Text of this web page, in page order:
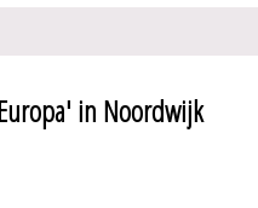
in Noordwijk